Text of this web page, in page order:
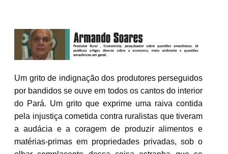
Um grito de indignação dos produtores perseguidos
por bandidos se ouve em todos os cantos do interior
do Pará. Um grito que exprime uma raiva contida
pela injustiça cometida contra ruralistas que tiveram
a audácia e a coragem de produzir alimentos e
matérias-primas em propriedades privadas, sob o